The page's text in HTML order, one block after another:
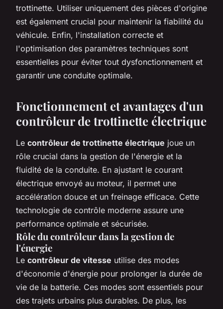
trottinette. Utiliser uniquement des pièces d'origine
est également crucial pour maintenir la fiabilité du
véhicule. Enfin, l'installation correcte et
l'optimisation des paramètres techniques sont
essentielles pour éviter tout dysfonctionnement et
garantir une conduite optimale.
Fonctionnement et avantages d'un
contrôleur de trottinette électrique
Le contrôleur de trottinette électrique joue un
rôle crucial dans la gestion de l'énergie et la
fluidité de la conduite. En ajustant le courant
électrique envoyé au moteur, il permet une
accélération douce et un freinage efficace. Cette
technologie de contrôle moderne assure une
performance optimale et sécurisée.
Rôle du contrôleur dans la gestion de
l'énergie
Le contrôleur de vitesse utilise des modes
d'économie d'énergie pour prolonger la durée de
vie de la batterie. Ces modes sont essentiels pour
des trajets urbains plus durables. De plus, les